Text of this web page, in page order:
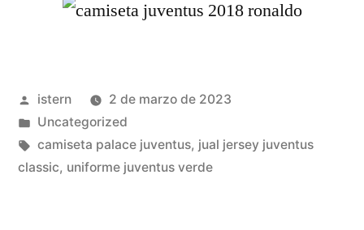
Publicado
por
istern
2 de marzo de 2023
Publicado
en
Uncategorized
Etiquetas:
camiseta palace juventus, jual jersey juventus
classic, uniforme juventus verde